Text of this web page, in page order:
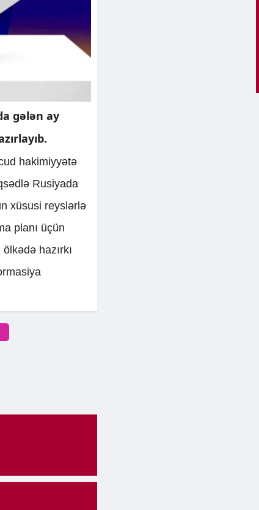
gələn ay
hakimiyyətə
Rusiyada
xüsusi reyslərlə
planı üçün
hazırkı